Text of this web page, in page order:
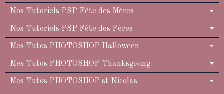
Nos Tutoriels PSP Fête des Mères
Nos Tutoriels PSP Fête des Pères
Mes Tutos PHOTOSHOP Halloween
Mes Tutos PHOTOSHOP Thanksgiving
Mes Tutos PHOTOSHOP st Nicolas